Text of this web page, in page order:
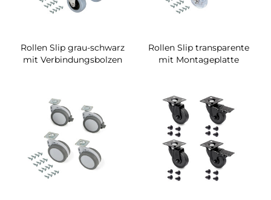
Rollen Slip grau-schwarz
mit Verbindungsbolzen
Rollen Slip transparente
mit Montageplatte